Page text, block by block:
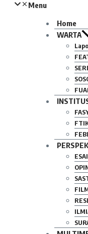
Menu
Home
WARTA
FEBI
ESAI